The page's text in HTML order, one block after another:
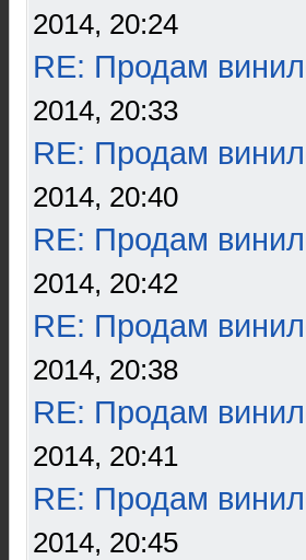
2014, 20:24
RE: Продам
2014, 20:33
RE: Продам
2014, 20:40
RE: Продам
2014, 20:42
RE: Продам
2014, 20:38
RE: Продам
2014, 20:41
RE: Продам
2014, 20:45